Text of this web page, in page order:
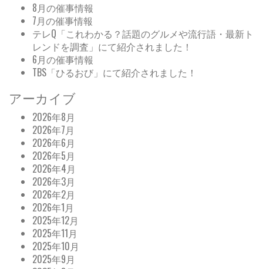
8月の催事情報
7月の催事情報
テレQ「これわかる？話題のグルメや流行語・最新ト
レンドを調査」にて紹介されました！
6月の催事情報
TBS「ひるおび」にて紹介されました！
アーカイブ
2026年8月
2026年7月
2026年6月
2026年5月
2026年4月
2026年3月
2026年2月
2026年1月
2025年12月
2025年11月
2025年10月
2025年9月